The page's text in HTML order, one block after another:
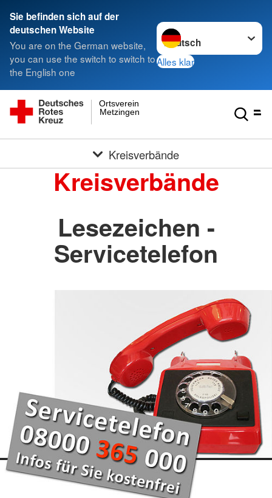
Sie befinden sich auf der
deutschen Website
You are on the German website,
you can use the switch to switch to
the English one
Sprache wechseln zu
Alles klar
Metzingen
Ortsverein
Kreisverbände
Kreisverbände
Lesezeichen -
Servicetelefon